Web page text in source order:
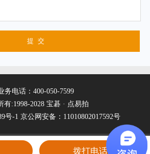
务电话：400-050-7599
有:1998-2028 宝碁 · 点易拍
号-1 京公网安备：11010802017592号
拨打电话